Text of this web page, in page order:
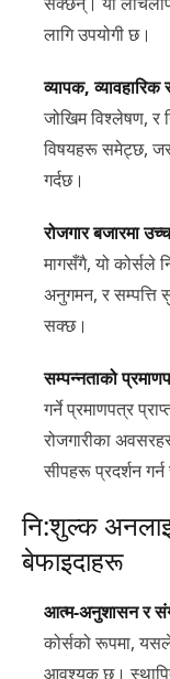
लागि उपयोगी छ।
व्यापक, व्यावहारिक
जोखिम विश्लेषण, र
विषयहरू समेट्छ,
गर्दछ।
रोजगार बजारमा
मागसँगै, यो कोर्सले
अनुगमन, र सम्पत्ति
सक्छ।
सम्पन्नताको
गर्ने प्रमाणपत्र
रोजगारीका
सीपहरू प्रदर्शन
नि:शुल्क
बेफाइदाहरू
आत्म-अनुशासन र
कोर्सको रूपमा,
आवश्यक छ। स्थापित